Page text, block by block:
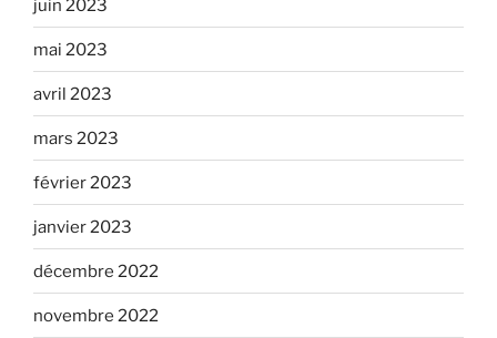
juin 2023
mai 2023
avril 2023
mars 2023
février 2023
janvier 2023
décembre 2022
novembre 2022